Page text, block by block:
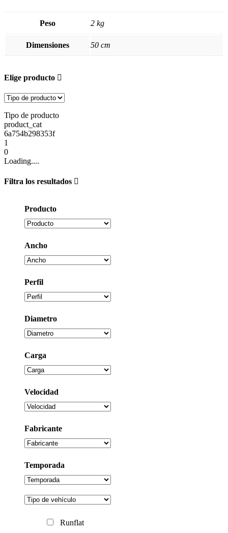
Peso 2 kg
Dimensiones 50 cm
Elige producto
Tipo de producto
product_cat
6a754b298353f
1
0
Loading....
Filtra los resultados
Producto
Ancho
Perfil
Diametro
Carga
Velocidad
Fabricante
Temporada
Runflat